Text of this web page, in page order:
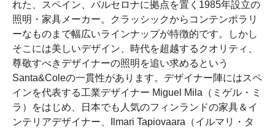
れた、スペイン、バルセロナに拠点を置く1985年設立の
照明・家具メーカー。クラッシックからコンテンポラリ
ーなものまで幅広いラインナップが特徴的です。しかし
そこには美しいデザイン、時代を超越するクオリティ、
尊敬すべきデザイナーの照明を追い求めるという
Santa&Coleの一貫性があります。デザイナー陣にはスペ
インを代表する工業デザイナー Miguel Mila（ミゲル・ミ
ラ）をはじめ、日本でも人気のフィンランドの家具＆イ
ンテリアデザイナー、Ilmari Tapiovaara（イルマリ・タ